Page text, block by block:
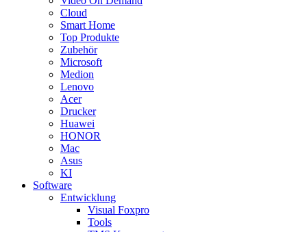
Cloud
Smart Home
Top Produkte
Zubehör
Microsoft
Medion
Lenovo
Acer
Drucker
Huawei
HONOR
Mac
Asus
KI
Software
Entwicklung
Visual Foxpro
Tools